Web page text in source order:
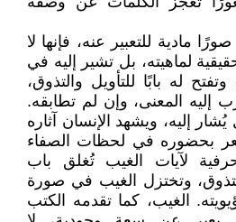
مادية للتعبير عنه، فإنها لا
لماهيته، بل تشير إليه في
له بابًا للتأويل والتذوق،
إليه المعنى، وإن لم تطابقه.
إليه، ويشهد الإنسان آثاره
بحضوره في لحظات الصفاء
لآيات الغيب تُغلق باب
وتختزل الغيب في صورة
الغيب، كما تقدمه الكتب